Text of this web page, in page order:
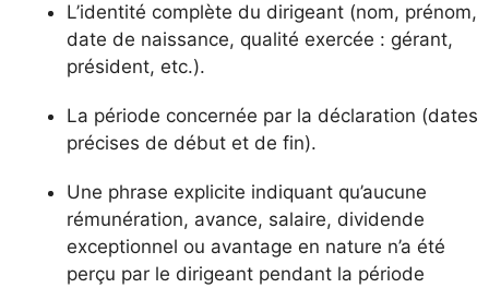
L’identité complète du dirigeant (nom, prénom,
date de naissance, qualité exercée : gérant,
président, etc.).
La période concernée par la déclaration (dates
précises de début et de fin).
Une phrase explicite indiquant qu’aucune
rémunération, avance, salaire, dividende
exceptionnel ou avantage en nature n’a été
perçu par le dirigeant pendant la période